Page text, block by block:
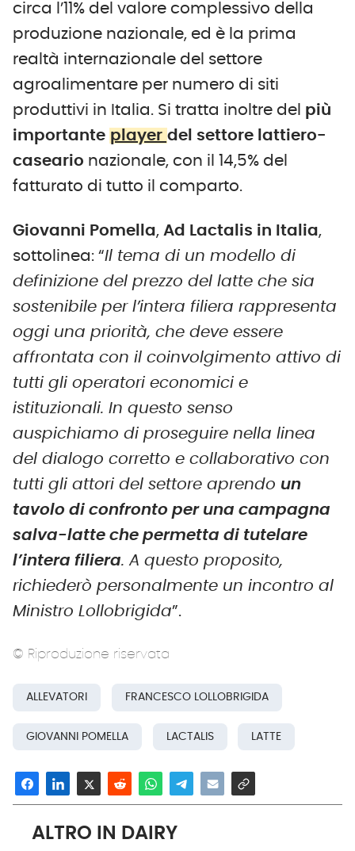
circa l’11% del valore complessivo della
produzione nazionale, ed è la prima
realtà internazionale del settore
agroalimentare per numero di siti
produttivi in Italia. Si tratta inoltre del più
importante player del settore lattiero-
caseario nazionale, con il 14,5% del
fatturato di tutto il comparto.
Giovanni Pomella, Ad Lactalis in Italia,
sottolinea: “Il tema di un modello di
definizione del prezzo del latte che sia
sostenibile per l’intera filiera rappresenta
oggi una priorità, che deve essere
affrontata con il coinvolgimento attivo di
tutti gli operatori economici e
istituzionali. In questo senso
auspichiamo di proseguire nella linea
del dialogo corretto e collaborativo con
tutti gli attori del settore aprendo un
tavolo di confronto per una campagna
salva-latte che permetta di tutelare
l’intera filiera. A questo proposito,
richiederò personalmente un incontro al
Ministro Lollobrigida”.
© Riproduzione riservata
ALLEVATORI FRANCESCO LOLLOBRIGIDA
GIOVANNI POMELLA LACTALIS LATTE
ALTRO IN DAIRY